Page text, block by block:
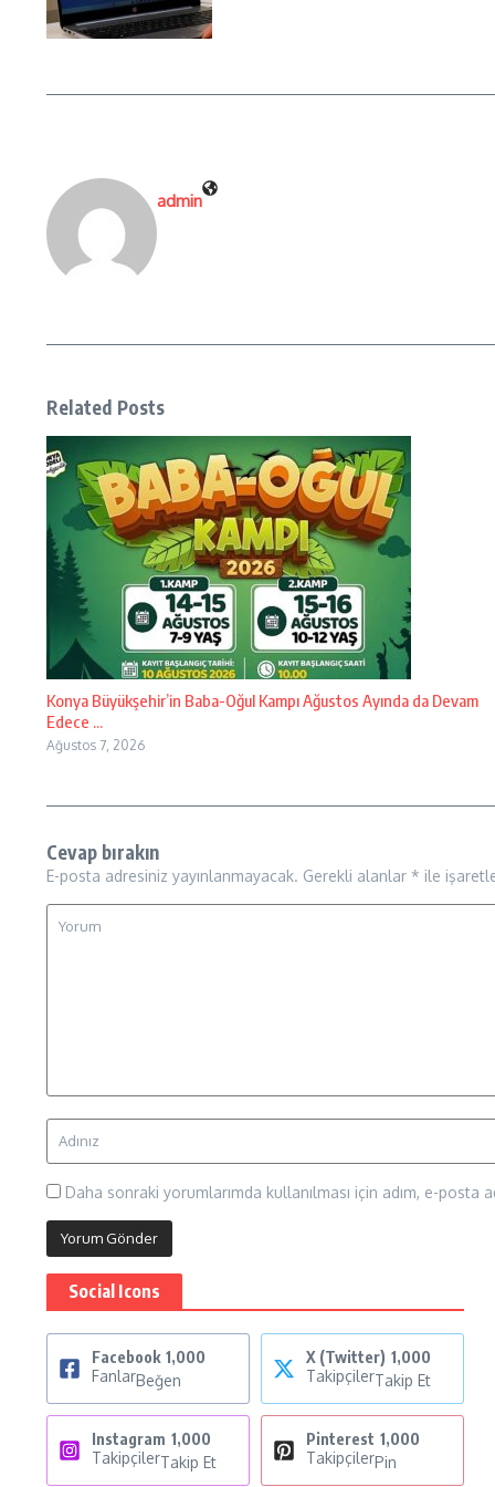
admin
Related Posts
Konya Büyükşehir’in Baba-Oğul Kampı Ağustos Ayında da Devam
Edece ...
Ağustos 7, 2026
Cevap bırakın
E-posta adresiniz yayınlanmayacak. Gerekli alanlar * ile
Daha sonraki yorumlarımda kullanılması için adım, e-posta
Social Icons
Facebook 1,000
FanlarBeğen
X (Twitter) 1,000
TakipçilerTakip Et
Instagram 1,000
TakipçilerTakip Et
Pinterest 1,000
TakipçilerPin